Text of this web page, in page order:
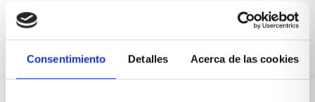
Consentimiento Detalles Acerca de las cookies